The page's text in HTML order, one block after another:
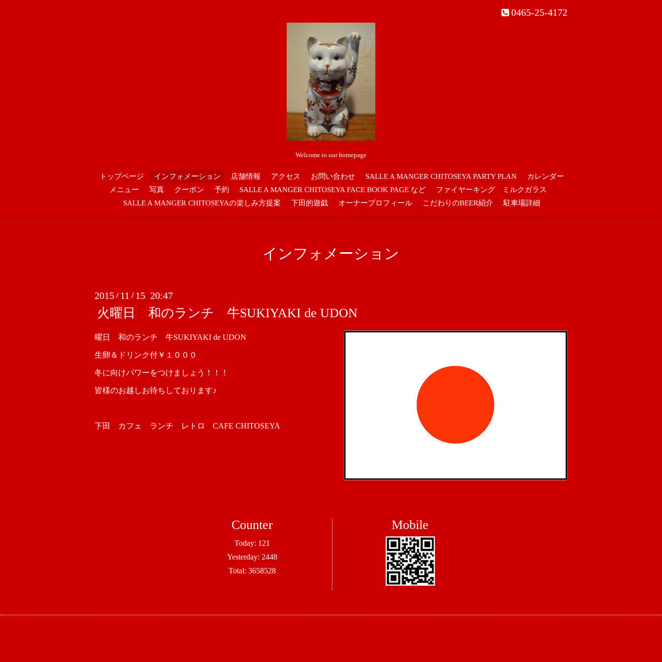
0465-25-4172
Welcome to our homepage
トップページ インフォメーション 店舗情報 アクセス お問い合わせ SALLE A MANGER CHITOSEYA PARTY PLAN
カレンダー
メニュー
写真 クーポン 予約 SALLE A MANGER CHITOSEYA FACE BOOK PAGE など
ファイヤーキング ミルクガラス
SALLE A MANGER CHITOSEYAの楽しみ方提案
下田的遊戯 オーナープロフィール こだわりのBEER紹介 駐車場詳細
インフォメーション
2015 / 11 / 15 20:47
火曜日 和のランチ 牛SUKIYAKI de UDON
曜日 和のランチ 牛SUKIYAKI de UDON
生卵＆ドリンク付￥１０００
冬に向けパワーをつけましょう！！！
皆様のお越しお待ちしております♪
下田 カフェ ランチ レトロ CAFE CHITOSEYA
Counter
Today: 121
Yesterday: 2448
Total: 3658528
Mobile